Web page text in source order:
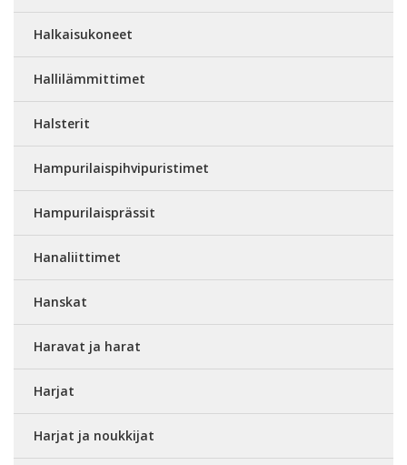
Halkaisukoneet
Hallilämmittimet
Halsterit
Hampurilaispihvipuristimet
Hampurilaisprässit
Hanaliittimet
Hanskat
Haravat ja harat
Harjat
Harjat ja noukkijat